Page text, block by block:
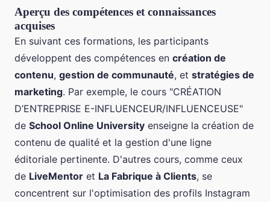
Aperçu des compétences et connaissances
acquises
En suivant ces formations, les participants
développent des compétences en création de
contenu, gestion de communauté, et stratégies de
marketing. Par exemple, le cours "CRÉATION
D’ENTREPRISE E-INFLUENCEUR/INFLUENCEUSE"
de School Online University enseigne la création de
contenu de qualité et la gestion d'une ligne
éditoriale pertinente. D'autres cours, comme ceux
de LiveMentor et La Fabrique à Clients, se
concentrent sur l'optimisation des profils Instagram